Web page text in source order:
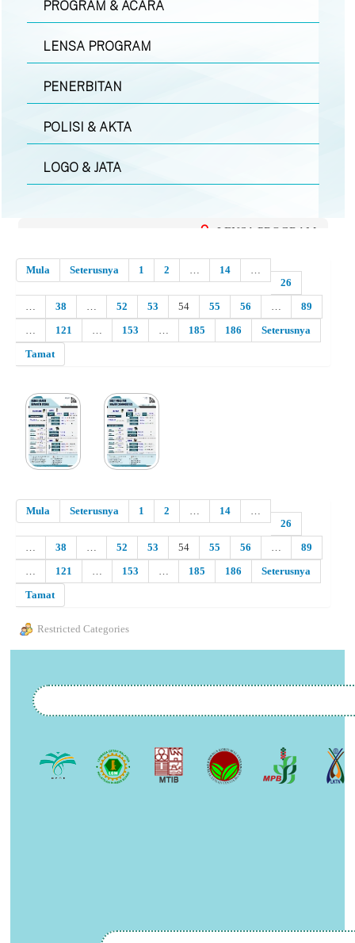
PROGRAM & ACARA
LENSA PROGRAM
PENERBITAN
POLISI & AKTA
LOGO & JATA
LENSA PROGRAM
Mula Seterusnya 1 2 … 14
…
26
…
38 … 52 53 54 55 56 …
89
…
121 … 153 … 185 186
Seterusnya
Tamat
Mula Seterusnya 1 2 … 14
…
26
…
38 … 52 53 54 55 56 …
89
…
121 … 153 … 185 186
Seterusnya
Tamat
Restricted Categories